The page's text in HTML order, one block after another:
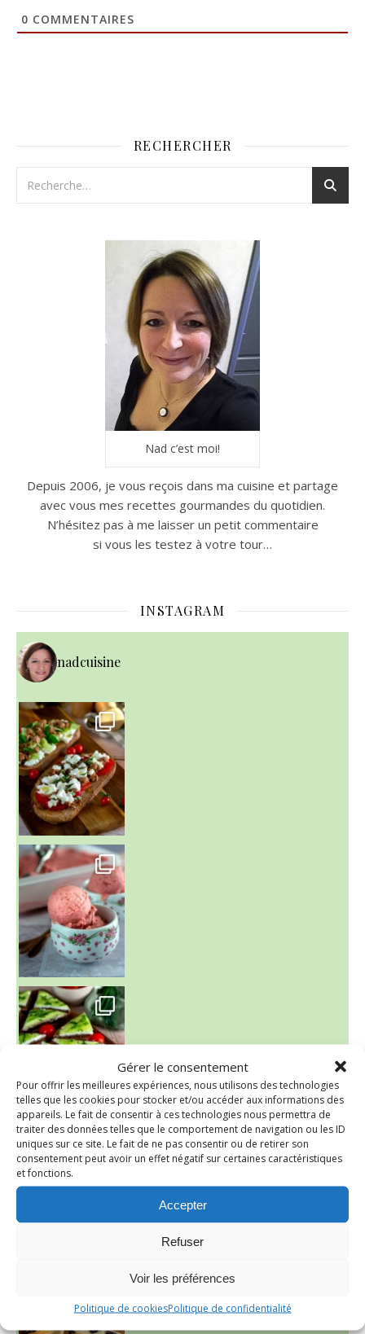
Gérer le consentement
Pour offrir les meilleures expériences, nous utilisons des technologies
telles que les cookies pour stocker et/ou accéder aux informations des
appareils. Le fait de consentir à ces technologies nous permettra de
traiter des données telles que le comportement de navigation ou les ID
uniques sur ce site. Le fait de ne pas consentir ou de retirer son
consentement peut avoir un effet négatif sur certaines caractéristiques
et fonctions.
Accepter
Refuser
Voir les préférences
Politique de cookiesPolitique de confidentialité
0 COMMENTAIRES
RECHERCHER
Nad c’est moi!
Depuis 2006, je vous reçois dans ma cuisine et partage
avec vous mes recettes gourmandes du quotidien.
N’hésitez pas à me laisser un petit commentaire
si vous les testez à votre tour…
INSTAGRAM
nadcuisine
~ NICE CREAM À LA FRAISE ~
Presque un mois que
~ SALADE DE PÂTES AUX DEUX TOMATES THON ET BURRA